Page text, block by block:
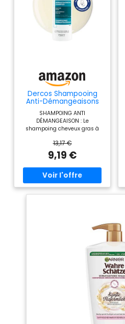
Dercos Shampooing
Anti-Démangeaisons
Cheveux Normaux Gras
Sensirine
SHAMPOING ANTI
DÉMANGEAISON : Le
shampoing cheveux gras à
apaisant soulage les
démangeaisons; Dès la 1ère
utilisation, ce soin cheveux
renforce la fibre sensibilisée
ACTIFS APAISANTS : Notre
shampooing est un soin
cheveux qui associe des actifs
l’éclat CLINIQUEMENT PROUVÉ :
sujets pendant 3 semaines,
notre shampoing cheveux
picotements et les brûlures
mouillés; Massez doucement
le cuir chevelu, laissez poser
pendant 1 minute puis rincez;
13,17 €
9,19 €